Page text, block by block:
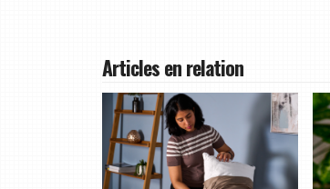
Articles en relation